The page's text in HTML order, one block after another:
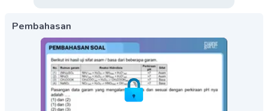
Pembahasan